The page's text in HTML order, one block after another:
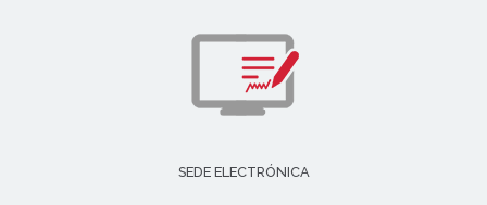
SEDE ELECTRÓNICA